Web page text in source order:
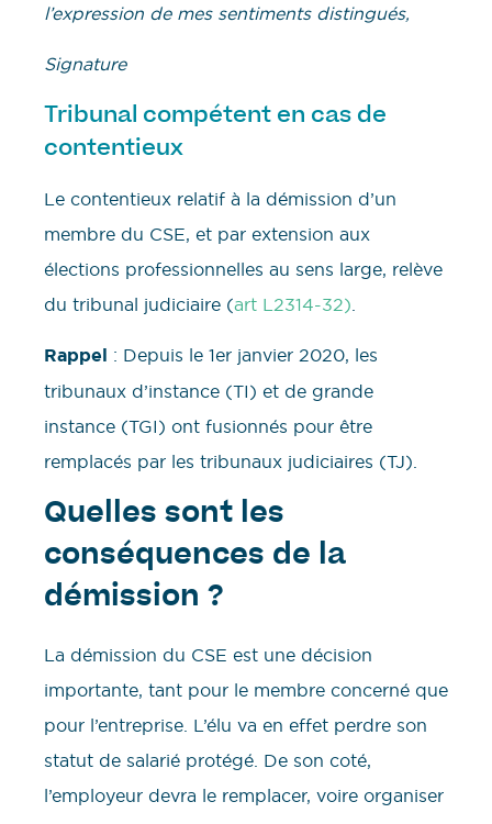
l’expression de mes sentiments distingués,
Signature
Tribunal compétent en cas de
contentieux
Le contentieux relatif à la démission d’un
membre du CSE, et par extension aux
élections professionnelles au sens large, relève
du tribunal judiciaire (art L2314-32)
Rappel : Depuis le 1er janvier 2020, les
tribunaux d’instance (TI) et de grande
instance (TGI) ont fusionnés pour être
remplacés par les tribunaux judiciaires (TJ).
Quelles sont les
conséquences de la
démission ?
La démission du CSE est une décision
importante, tant pour le membre concerné que
pour l’entreprise. L’élu va en effet perdre son
statut de salarié protégé. De son coté,
l’employeur devra le remplacer, voire organiser